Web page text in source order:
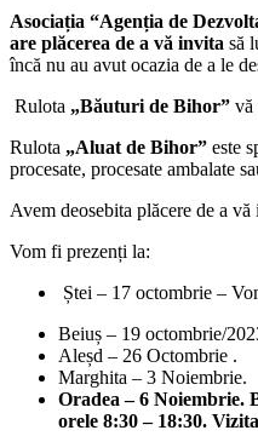
Asociația “Agenția de
are plăcerea de a vă invita să
încă nu au avut ocazia de a le
Rulota „Băuturi de Bihor” vă
Rulota „Aluat de Bihor” este
procesate, procesate ambalate
Avem deosebita plăcere de a
Vom fi prezenți la:
Ștei – 17 octombrie –
Beiuș – 19 octombrie/
Aleșd – 26 Octombrie .
Marghita – 3 Noiembrie.
Oradea – 6 Noiembrie.
orele 8:30 – 18:30.